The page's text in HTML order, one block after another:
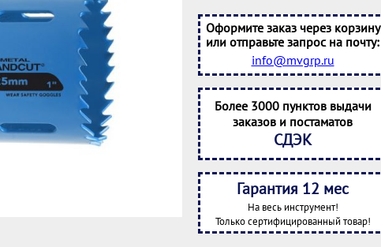
Оформите заказ через корзину
или отправьте запрос на почту:
info@mvgrp.ru
Более 3000 пунктов выдачи
заказов и постаматов
СДЭК
Гарантия 12 мес
На весь инструмент!
Только сертифицированный товар!